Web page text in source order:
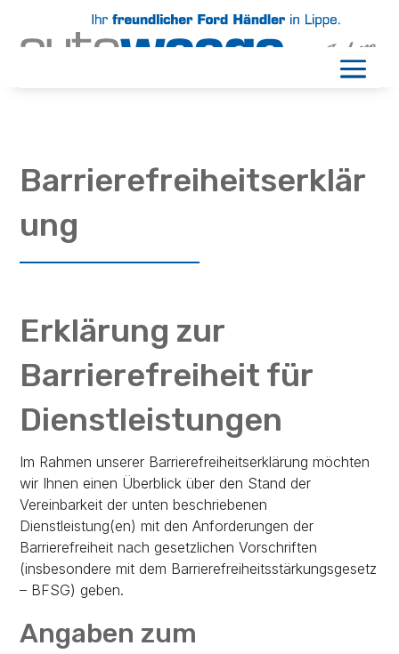
Barrierefreiheitserklär
ung
Erklärung zur
Barrierefreiheit für
Dienstleistungen
Im Rahmen unserer Barrierefreiheitserklärung möchten
wir Ihnen einen Überblick über den Stand der
Vereinbarkeit der unten beschriebenen
Dienstleistung(en) mit den Anforderungen der
Barrierefreiheit nach gesetzlichen Vorschriften
(insbesondere mit dem Barrierefreiheitsstärkungsgesetz
– BFSG) geben.
Angaben zum